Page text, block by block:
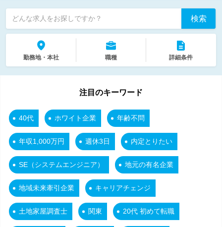
どんな求人をお探しですか？ 検索
勤務地・本社 職種 詳細条件
注目のキーワード
40代 ホワイト企業 年齢不問
年収1,000万円 週休3日 内定とりたい
SE（システムエンジニア） 地元の有名企業
地域未来牽引企業 キャリアチェンジ
土地家屋調査士 関東 20代 初めて転職